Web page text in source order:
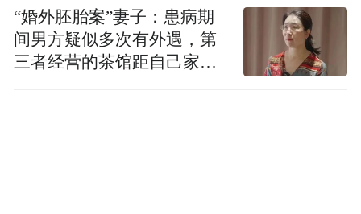
“婚外胚胎案”妻子：患病期
间男方疑似多次有外遇，第
三者经营的茶馆距自己家步